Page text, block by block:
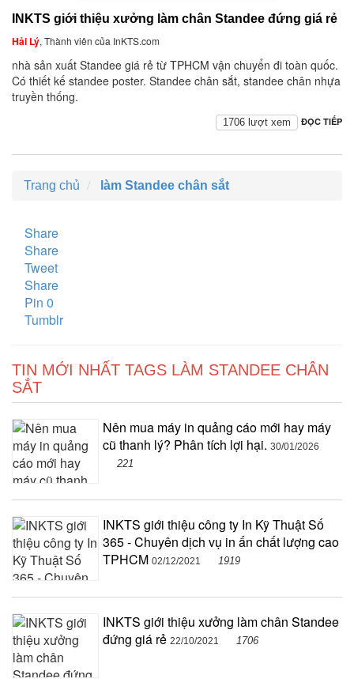
INKTS giới thiệu xưởng làm chân Standee đứng giá rẻ
Hải Lý, Thành viên của InKTS.com
nhà sản xuất Standee giá rẻ từ TPHCM vận chuyển đi toàn quốc.
Có thiết kế standee poster. Standee chân sắt, standee chân nhựa
truyền thống.
ĐỌC TIẾP
1706 lượt xem
Trang chủ làm Standee chân sắt
Share
Share
Tweet
Share
Pin 0
Tumblr
TIN MỚI NHẤT TAGS LÀM STANDEE CHÂN
SẮT
Nên mua máy in quảng cáo mới hay máy
cũ thanh lý? Phân tích lợi hại. 30/01/2026
221
INKTS giới thiệu công ty In Kỹ Thuật Số
365 - Chuyên dịch vụ in ấn chất lượng cao
TPHCM 02/12/2021 1919
INKTS giới thiệu xưởng làm chân Standee
đứng giá rẻ 22/10/2021 1706